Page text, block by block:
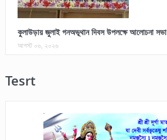
কুলাউড়ায় জুলাই গনঅভূথান দিবস উপলক্ষে আলোচনা সভা
আগস্ট ০৬, ২০২৬
Tesrt